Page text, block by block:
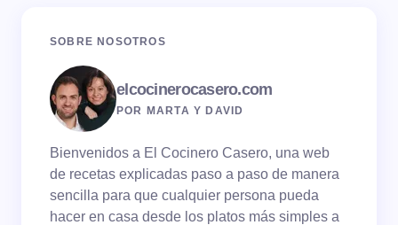
SOBRE NOSOTROS
elcocinerocasero.com
POR MARTA Y DAVID
Bienvenidos a El Cocinero Casero, una web
de recetas explicadas paso a paso de manera
sencilla para que cualquier persona pueda
hacer en casa desde los platos más simples a